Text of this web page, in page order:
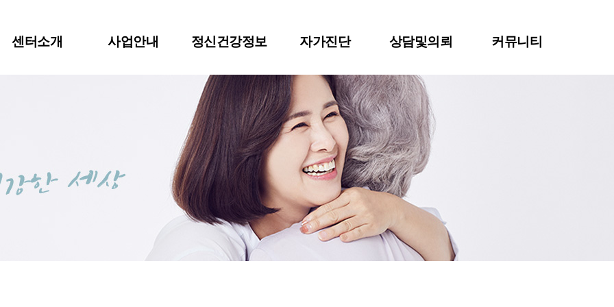
센터소개 사업안내 정신건강정보 자가진단 상담및의뢰 커뮤니티